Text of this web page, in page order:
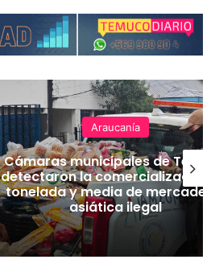
Araucanía
Cámaras municipales de
detectaron la comercialización
tonelada y media de
asiática ilegal